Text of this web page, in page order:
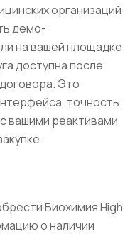
организаций
демо-
на вашей площадке
доступна после
Это
точность
вашими реактивами
Биохимия High
о наличии